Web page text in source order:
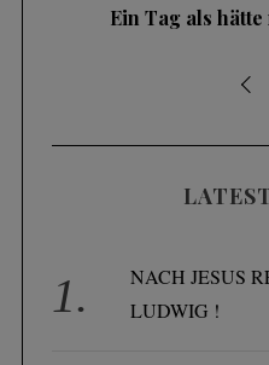
Ein Tag als
NACH JESUS
LUDWIG !